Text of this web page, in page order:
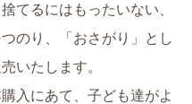
てるにはもったいない、
のり、「おさがり」とし
いたします。
入にあて、子ども達がよ